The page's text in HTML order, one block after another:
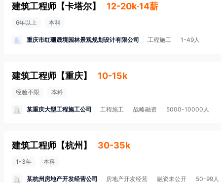
建筑工程师 【卡塔尔】 12-20k·14薪
6年以上 本科
重庆市红珊晟境园林景观规划设计有限公司 工程施工 1-49人
建筑工程师 【重庆】 10-15k
经验不限 本科
某重庆大型工程施工公司 工程施工 战略融资 5000-10000人
建筑工程师 【杭州 】 30-35k
1-3年 本科
某杭州房地产开发经营公司 房地产开发经营 融资未公开 50-99人